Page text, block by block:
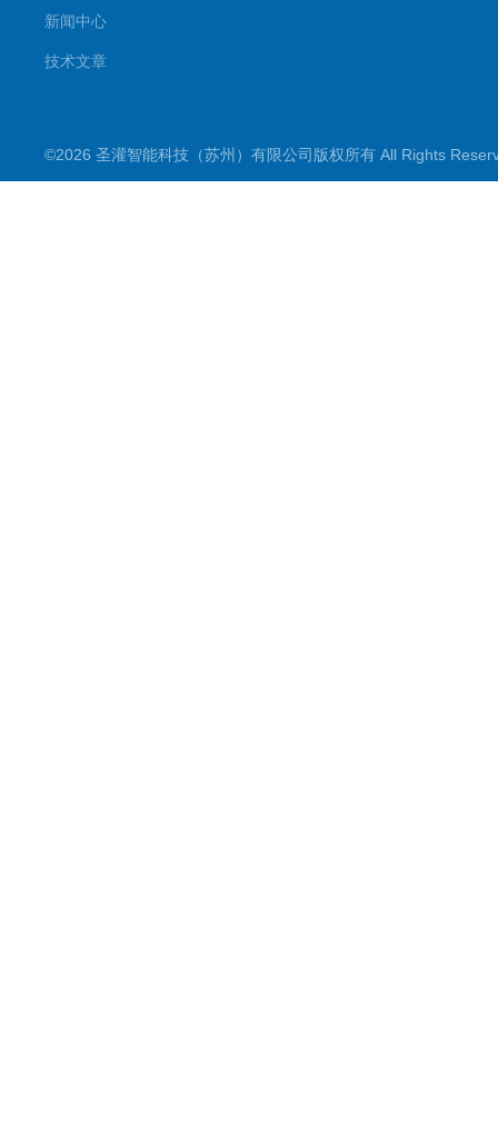
新闻中心
技术文章
©2026 圣灌智能科技（苏州）有限公司版权所有 All Rights